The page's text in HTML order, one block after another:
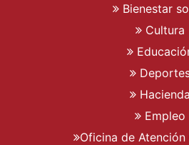
Bienestar
Cultura
Hacienda
Empleo
Oficina de Atención